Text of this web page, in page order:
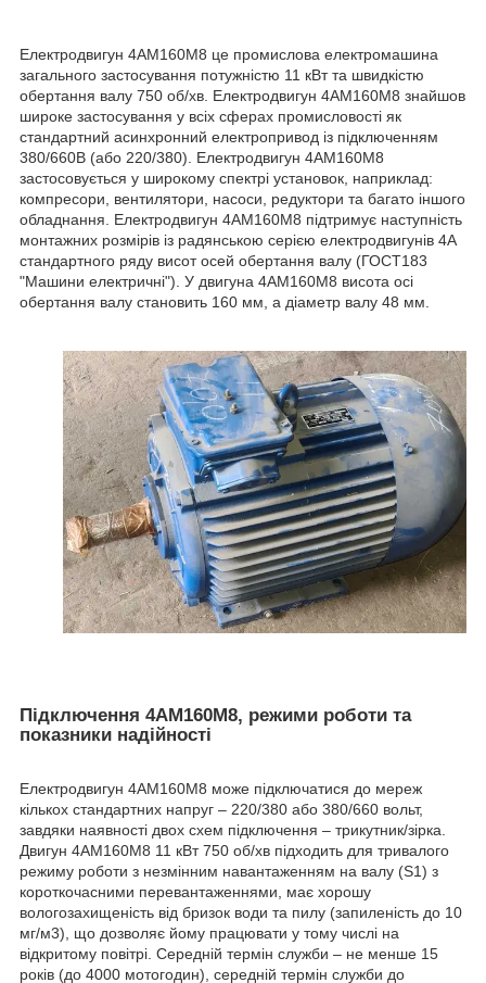
Електродвигун 4АМ160М8 це промислова електромашина
загального застосування потужністю 11 кВт та швидкістю
обертання валу 750 об/хв. Електродвигун 4АМ160М8 знайшов
широке застосування у всіх сферах промисловості як
стандартний асинхронний електропривод із підключенням
380/660В (або 220/380). Електродвигун 4АМ160М8
застосовується у широкому спектрі установок, наприклад:
компресори, вентилятори, насоси, редуктори та багато іншого
обладнання. Електродвигун 4АМ160М8 підтримує наступність
монтажних розмірів із радянською серією електродвигунів 4А
стандартного ряду висот осей обертання валу (ГОСТ183
"Машини електричні"). У двигуна 4АМ160М8 висота осі
обертання валу становить 160 мм, а діаметр валу 48 мм.
Підключення 4АМ160М8, режими роботи та
показники надійності
Електродвигун 4АМ160М8 може підключатися до мереж
кількох стандартних напруг – 220/380 або 380/660 вольт,
завдяки наявності двох схем підключення – трикутник/зірка.
Двигун 4АМ160М8 11 кВт 750 об/хв підходить для тривалого
режиму роботи з незмінним навантаженням на валу (S1) з
короткочасними перевантаженнями, має хорошу
вологозахищеність від бризок води та пилу (запиленість до 10
мг/м3), що дозволяє йому працювати у тому числі на
відкритому повітрі. Середній термін служби – не менше 15
років (до 4000 мотогодин), середній термін служби до